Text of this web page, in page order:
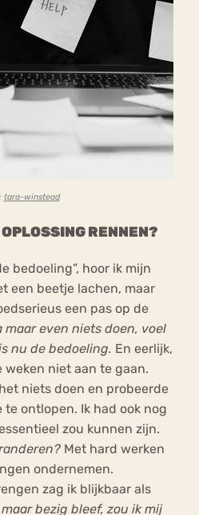
tara-winstead
RENNEN?
bedoeling”, hoor ik mijn
een beetje lachen, maar
een pas op de
maar even niets doen, voel
nu de bedoeling. En eerlijk,
niet aan te gaan.
niets doen en probeerde
te ontlopen. Ik had ook nog
zou kunnen zijn.
Met hard werken
ondernemen.
zag ik blijkbaar als
bezig bleef, zou ik mij